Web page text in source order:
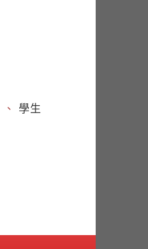
、 學生